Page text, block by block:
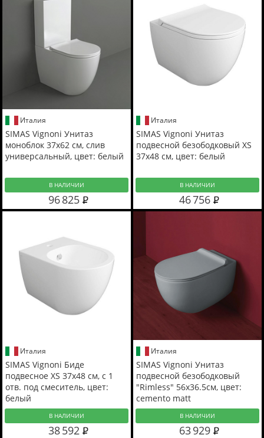
Италия
SIMAS Vignoni Унитаз
моноблок 37х62 см, слив
универсальный, цвет: белый
В НАЛИЧИИ
96 825
Италия
SIMAS Vignoni Унитаз
подвесной безободковый XS
37х48 см, цвет: белый
В НАЛИЧИИ
46 756
Италия
SIMAS Vignoni Биде
подвесное XS 37х48 см, с 1
отв. под смеситель, цвет:
белый
В НАЛИЧИИ
38 592
Италия
SIMAS Vignoni Унитаз
подвесной безободковый
"Rimless" 56x36.5см, цвет:
cemento matt
В НАЛИЧИИ
63 929